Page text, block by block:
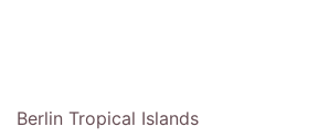
Berlin Tropical Islands